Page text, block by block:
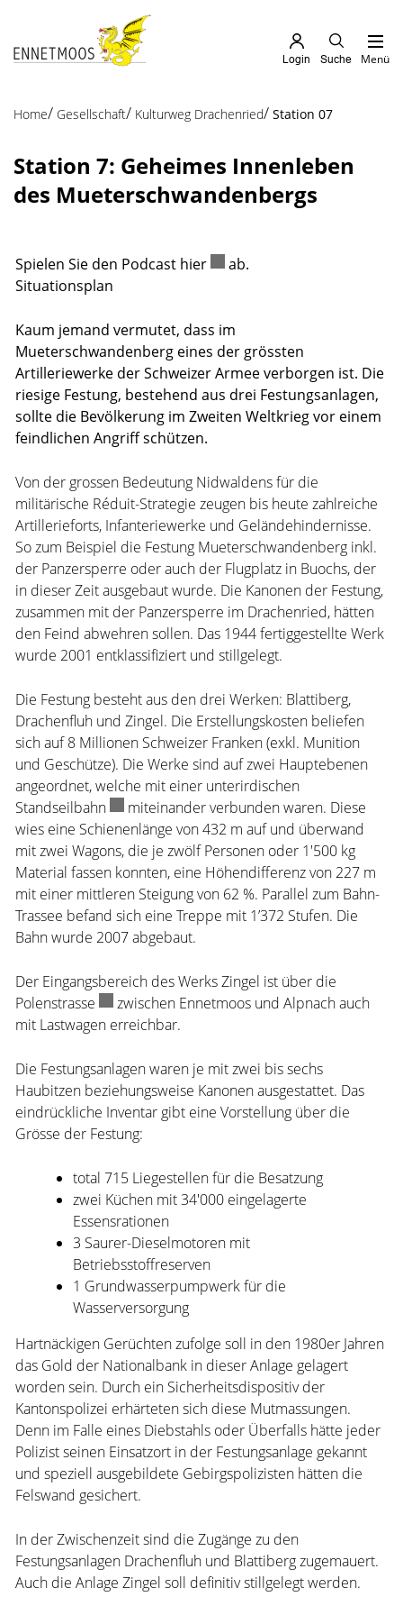
zur Startseite
Direkt zur Hauptnavigation
Direkt zum Inhalt
Direkt zur Suche
Direkt zum Stichwortverzeichnis
Menü
Suche
Login
Home Gesellschaft Kulturweg Drachenried Station 07
Station 7: Geheimes Innenleben
des Mueterschwandenbergs
Spielen Sie den Podcast hierExterner Link wird in einem
ab.
Situationsplan
Kaum jemand vermutet, dass im
Mueterschwandenberg eines der grössten
Artilleriewerke der Schweizer Armee verborgen ist. Die
riesige Festung, bestehend aus drei Festungsanlagen,
sollte die Bevölkerung im Zweiten Weltkrieg vor einem
feindlichen Angriff schützen.
Von der grossen Bedeutung Nidwaldens für die
militärische Réduit-Strategie zeugen bis heute zahlreiche
Artillerieforts, Infanteriewerke und Geländehindernisse.
So zum Beispiel die Festung Mueterschwandenberg inkl.
der Panzersperre oder auch der Flugplatz in Buochs, der
in dieser Zeit ausgebaut wurde. Die Kanonen der Festung,
zusammen mit der Panzersperre im Drachenried, hätten
den Feind abwehren sollen. Das 1944 fertiggestellte Werk
wurde 2001 entklassifiziert und stillgelegt.
Die Festung besteht aus den drei Werken: Blattiberg,
Drachenfluh und Zingel. Die Erstellungskosten beliefen
sich auf 8 Millionen Schweizer Franken (exkl. Munition
und Geschütze). Die Werke sind auf zwei Hauptebenen
angeordnet, welche mit einer unterirdischen
StandseilbahnExterner Link wird in einem neuen Fenster
miteinander verbunden waren. Diese
wies eine Schienenlänge von 432 m auf und überwand
mit zwei Wagons, die je zwölf Personen oder 1'500 kg
Material fassen konnten, eine Höhendifferenz von 227 m
mit einer mittleren Steigung von 62 %. Parallel zum Bahn-
Trassee befand sich eine Treppe mit 1’372 Stufen. Die
Bahn wurde 2007 abgebaut.
Der Eingangsbereich des Werks Zingel ist über die
Polenstrasse Externer Link wird in einem neuen Fenster
zwischen Ennetmoos und Alpnach auch
mit Lastwagen erreichbar.
Die Festungsanlagen waren je mit zwei bis sechs
Haubitzen beziehungsweise Kanonen ausgestattet. Das
eindrückliche Inventar gibt eine Vorstellung über die
Grösse der Festung:
total 715 Liegestellen für die Besatzung
zwei Küchen mit 34'000 eingelagerte
Essensrationen
3 Saurer-Dieselmotoren mit
Betriebsstoffreserven
1 Grundwasserpumpwerk für die
Wasserversorgung
Hartnäckigen Gerüchten zufolge soll in den 1980er Jahren
das Gold der Nationalbank in dieser Anlage gelagert
worden sein. Durch ein Sicherheitsdispositiv der
Kantonspolizei erhärteten sich diese Mutmassungen.
Denn im Falle eines Diebstahls oder Überfalls hätte jeder
Polizist seinen Einsatzort in der Festungsanlage gekannt
und speziell ausgebildete Gebirgspolizisten hätten die
Felswand gesichert.
In der Zwischenzeit sind die Zugänge zu den
Festungsanlagen Drachenfluh und Blattiberg zugemauert.
Auch die Anlage Zingel soll definitiv stillgelegt werden.